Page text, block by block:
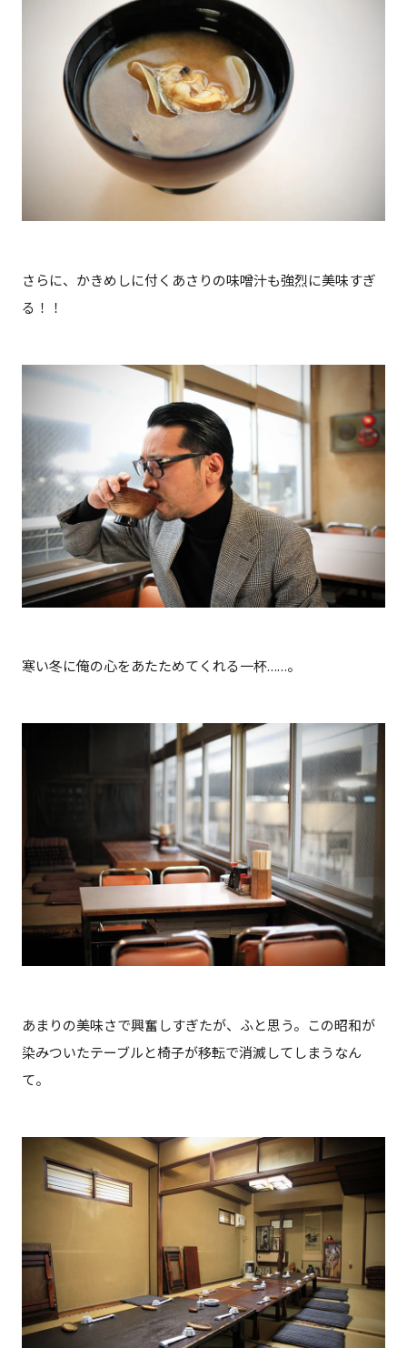
さらに、かきめしに付くあさりの味噌汁も強烈に美味すぎ
る！！
寒い冬に俺の心をあたためてくれる一杯……。
あまりの美味さで興奮しすぎたが、ふと思う。この昭和が
染みついたテーブルと椅子が移転で消滅してしまうなん
て。